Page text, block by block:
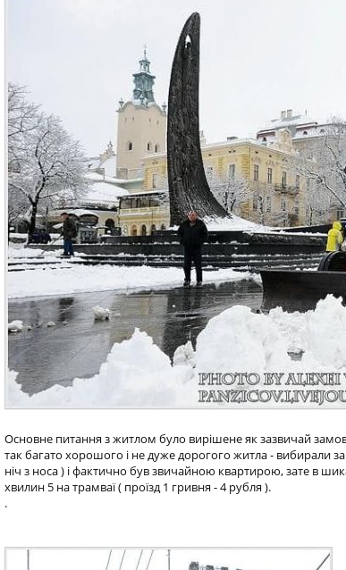
Основне питання з житлом було вирішене як зазвичай
так багато хорошого і не дуже дорогого житла - вибирали
ніч з носа ) і фактично був звичайною квартирою, зате в
хвилин 5 на трамваї ( проїзд 1 гривня - 4 рубля ).
.